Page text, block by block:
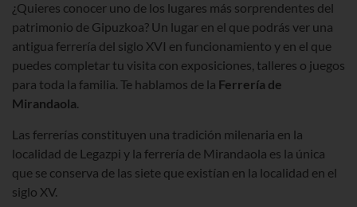
¿Quieres conocer uno de los lugares más sorprendentes del
patrimonio de Gipuzkoa? Un lugar en el que podrás ver una
antigua ferrería del siglo XVI en funcionamiento y en el que
puedes completar tu visita con exposiciones, talleres o juegos
para toda la familia. Te hablamos de la Ferrería de
Mirandaola.
Las ferrerías constituyen una tradición milenaria en la
localidad de Legazpi y la ferrería de Mirandaola es la única
que se conserva de las siete que existían en la localidad en el
siglo XV.